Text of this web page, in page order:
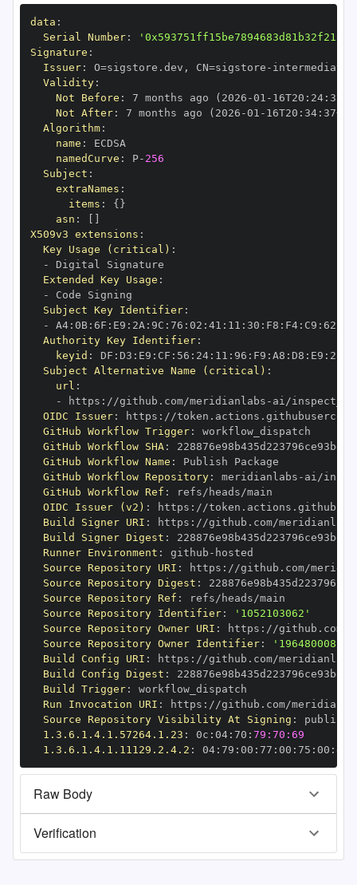
data :
Serial Number:
Signature :
Issuer: O=sigstore.dev , CN=sigstore -
Validity:
Not Before : 7 months ago (2026 -01 - 16T20 : 24:
Not After: 7 months ago (2026 -01 - 16T20 : 34: 37+00
Algorithm:
name :
namedCurve : P- 256
Subject :
extraNames :
items : { }
asn :
X509v3 extensions :
Key Usage (critical) :
-
Extended Key Usage :
-
Subject Key Identifier:
-
A4: 0B: 6F : E9 : 2A : 9C : 76 : 02 : 41 : 11 : 30 : F8 : F4: C9 : 62
Authority Key Identifier:
keyid : DF : D3 : E9 : CF : 56 : 24: 11 : 96 : F9 : A8 : D8 : E9 : 28
Subject Alternative Name (critical) :
url :
-
https : //github.com/meridianlabs -
OIDC Issuer: https :
GitHub Workflow Trigger:
GitHub Workflow SHA:
GitHub Workflow Name :
GitHub Workflow Repository: meridianlabs -
GitHub Workflow Ref :
OIDC Issuer (v2) : https :
Build Signer URI : https : //github.com/meridianlabs
Build Signer Digest :
Runner Environment : github -
Source Repository URI : https : //github.com/
Source Repository Digest :
Source Repository Ref :
Source Repository Identifier:
'1052103062'
Source Repository Owner URI : https : //github.com/
Source Repository Owner Identifier:
'196480008'
Build Config URI : https : //github.com/meridianlabs
Build Config Digest :
Build Trigger:
Run Invocation URI : https : //github.com/
Source Repository Visibility At Signing :
1.3.6.1.4.1.57264.1.23 : 0c : 04: 70 : 79:70:69
1.3.6.1.4.1.11129.2.4.2 : 04: 79 : 00 : 77 : 00 : 75 : 00 : dd
Raw Body
Verification